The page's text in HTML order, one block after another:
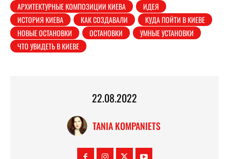
АРХИТЕКТУРНЫЕ КОМПОЗИЦИИ КИЕВА
ИДЕЯ
ИСТОРИЯ КИЕВА
КАК СОЗДАВАЛИ
КУДА ПОЙТИ В КИЕВЕ
НОВЫЕ ОСТАНОВКИ
ОСТАНОВКИ
УМНЫЕ УСТАНОВКИ
ЧТО УВИДЕТЬ В КИЕВЕ
22.08.2022
TANIA KOMPANIETS